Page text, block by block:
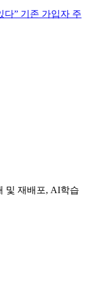
다” 기존 가입자 주
및 재배포, AI학습